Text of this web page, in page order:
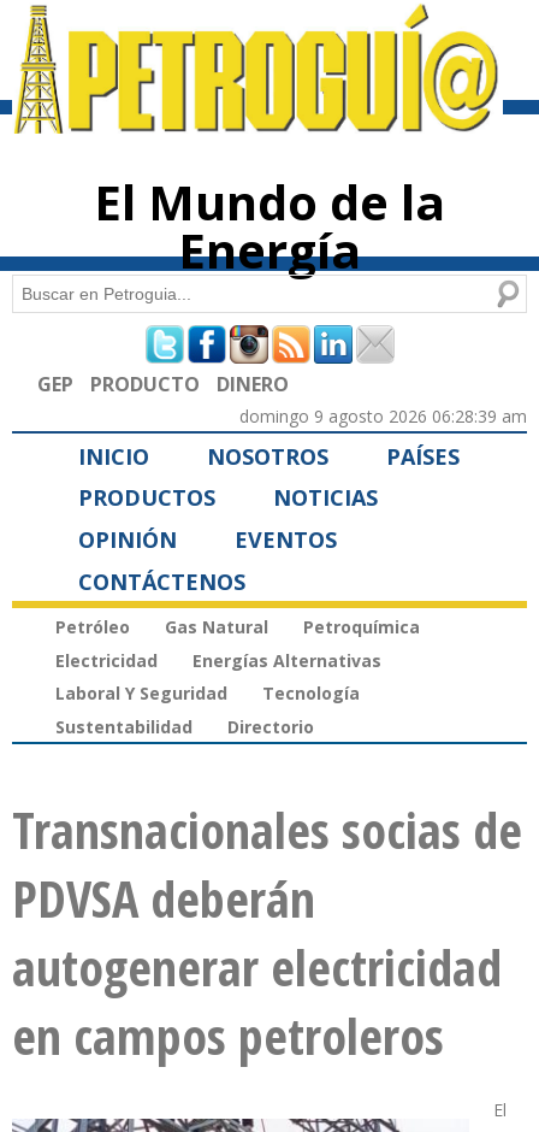
contenido
El Mundo de la
Energía
Formulario de búsqueda
Buscar
GEP PRODUCTO DINERO
domingo 9 agosto 2026 06:28:39 am
INICIO NOSOTROS
PAÍSES
PRODUCTOS
NOTICIAS
OPINIÓN
EVENTOS
CONTÁCTENOS
Petróleo Gas Natural
Petroquímica
Electricidad
Energías Alternativas
Laboral Y Seguridad
Tecnología
Sustentabilidad
Directorio
Transnacionales socias de
PDVSA deberán
autogenerar electricidad
en campos petroleros
El